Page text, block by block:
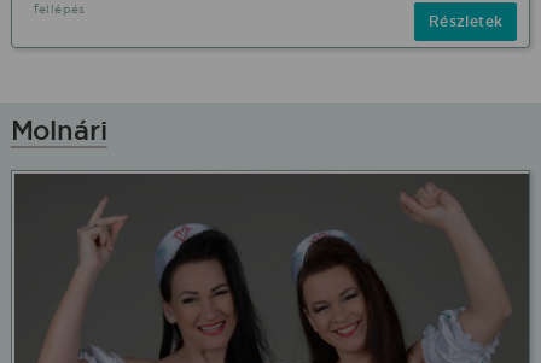
fellépés
Részletek
Molnári